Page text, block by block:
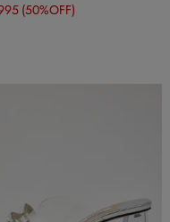
(50%OFF)